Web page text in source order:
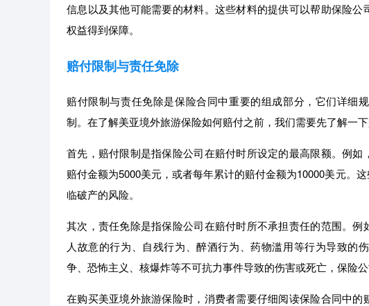
信息以及其他可能需要的材料。这些材料的提供可以帮助保险
权益得到保障。
赔付限制与责任免除
赔付限制与责任免除是保险合同中重要的组成部分，它们详细
制。在了解美亚境外旅游保险如何赔付之前，我们需要先了解一
首先，赔付限制是指保险公司在赔付时所设定的最高限额。例
赔付金额为5000美元，或者每年累计的赔付金额为10000美元。
临破产的风险。
其次，责任免除是指保险公司在赔付时所不承担责任的范围。
人故意的行为、自残行为、醉酒行为、药物滥用等行为导致的
争、恐怖主义、核爆炸等不可抗力事件导致的伤害或死亡，保险公
在购买美亚境外旅游保险时，消费者需要仔细阅读保险合同中